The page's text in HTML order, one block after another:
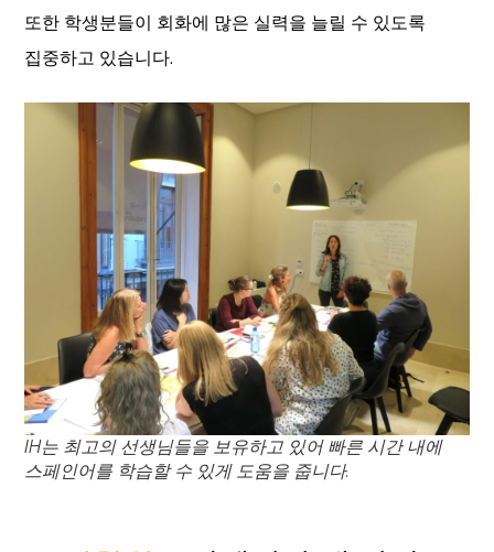
또한 학생분들이 회화에 많은 실력을 늘릴 수 있도록
집중하고 있습니다.
IH는 최고의 선생님들을 보유하고 있어 빠른 시간 내에
스페인어를 학습할 수 있게 도움을 줍니다.